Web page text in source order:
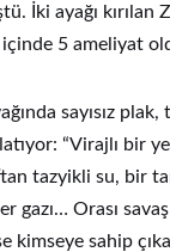
İki ayağı kırılan
5 ameliyat
sayısız
“Virajlı bir
tazyikli su, bir
gazı… Orası savaş
kimseye sahip